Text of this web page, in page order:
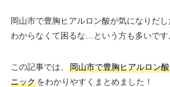
岡山市で豊胸ヒアルロン酸が気になりだ
わからなくて困るな…という方も多いです
この記事では、
岡山市で豊胸ヒアルロン
ニックをわかりやすくまとめました！